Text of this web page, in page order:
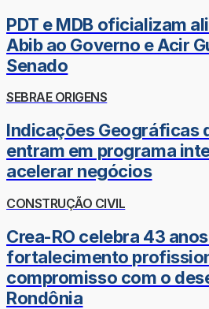
PDT e MDB oficializam
Abib ao Governo e Acir
Senado
SEBRAE ORIGENS
Indicações Geográficas
entram em programa
acelerar negócios
CONSTRUÇÃO CIVIL
Crea-RO celebra 43
fortalecimento
compromisso com o
Rondônia